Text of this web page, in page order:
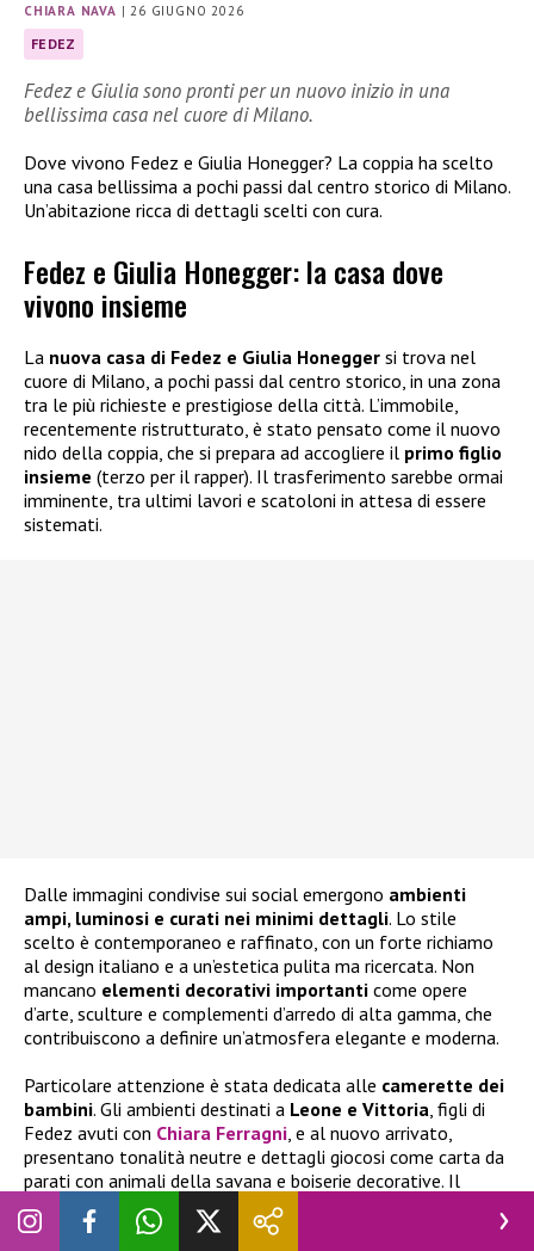
CHIARA NAVA | 26 GIUGNO 2026
FEDEZ
Fedez e Giulia sono pronti per un nuovo inizio in una
bellissima casa nel cuore di Milano.
Dove vivono Fedez e Giulia Honegger? La coppia ha scelto
una casa bellissima a pochi passi dal centro storico di Milano.
Un’abitazione ricca di dettagli scelti con cura.
Fedez e Giulia Honegger: la casa dove
vivono insieme
La nuova casa di Fedez e Giulia Honegger si trova nel
cuore di Milano, a pochi passi dal centro storico, in una zona
tra le più richieste e prestigiose della città. L’immobile,
recentemente ristrutturato, è stato pensato come il nuovo
nido della coppia, che si prepara ad accogliere il primo figlio
insieme (terzo per il rapper). Il trasferimento sarebbe ormai
imminente, tra ultimi lavori e scatoloni in attesa di essere
sistemati.
Dalle immagini condivise sui social emergono ambienti
ampi, luminosi e curati nei minimi dettagli. Lo stile
scelto è contemporaneo e raffinato, con un forte richiamo
al design italiano e a un’estetica pulita ma ricercata. Non
mancano elementi decorativi importanti come opere
d’arte, sculture e complementi d’arredo di alta gamma, che
contribuiscono a definire un’atmosfera elegante e moderna.
Particolare attenzione è stata dedicata alle camerette dei
bambini. Gli ambienti destinati a Leone e Vittoria , figli di
Fedez avuti con Chiara Ferragni , e al nuovo arrivato,
presentano tonalità neutre e dettagli giocosi come carta da
parati con animali della savana e boiserie decorative. Il
parquet in legno e l’illuminazione calda contribuiscono a
rendere gli spazi accoglienti e familiari. Anche